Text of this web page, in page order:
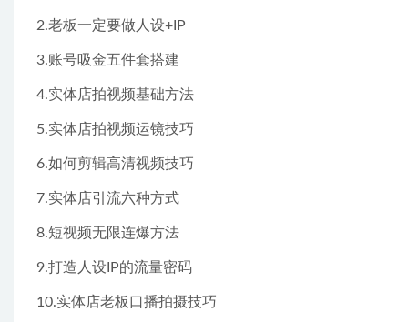
2.老板一定要做人设+IP
3.账号吸金五件套搭建
4.实体店拍视频基础方法
5.实体店拍视频运镜技巧
6.如何剪辑高清视频技巧
7.实体店引流六种方式
8.短视频无限连爆方法
9.打造人设IP的流量密码
10.实体店老板口播拍摄技巧